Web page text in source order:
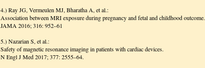
4.) Ray JG, Vermeulen MJ, Bharatha A, et al.:
Association between MRI exposure during pregnancy and fetal and childhood outcome.
JAMA 2016; 316: 952–61
5.) Nazarian S, et al.:
Safety of magnetic resonance imaging in patients with cardiac devices.
N Engl J Med 2017; 377: 2555–64.